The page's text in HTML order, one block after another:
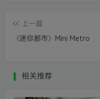
上一篇
《迷你都市》Mini Metro
相关推荐